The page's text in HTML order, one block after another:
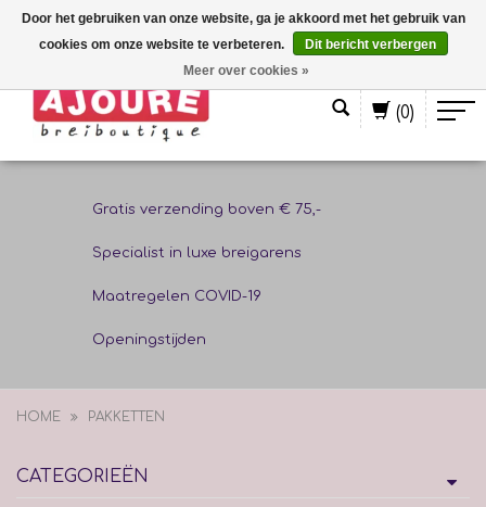
(0)
Gratis verzending boven € 75,-
Specialist in luxe breigarens
Maatregelen COVID-19
Openingstijden
HOME PAKKETTEN
CATEGORIEËN
Door het gebruiken van onze website, ga je akkoord met het gebruik van
cookies om onze website te verbeteren.
Dit bericht verbergen
Meer over cookies »